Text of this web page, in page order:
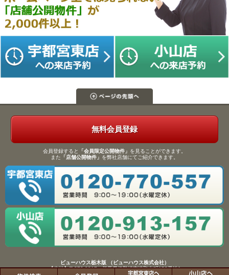
無料会員登録
会員登録すると 「会員限定公開物件」 を見ることができます。
また 「店舗公開物件」 を弊社店舗にてご紹介できます。
ビューハウス栃木版 （ビューハウス株式会社）
【本社】〒372-0817 群馬県伊勢崎市連取本町158番地1